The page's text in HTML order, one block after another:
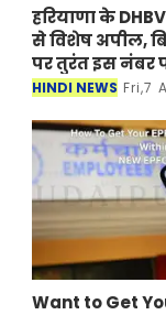
हरियाणा के
से विशेष अपील,
पर तुरंत इस नंबर
HINDI NEWS Fri,7
Want to Get